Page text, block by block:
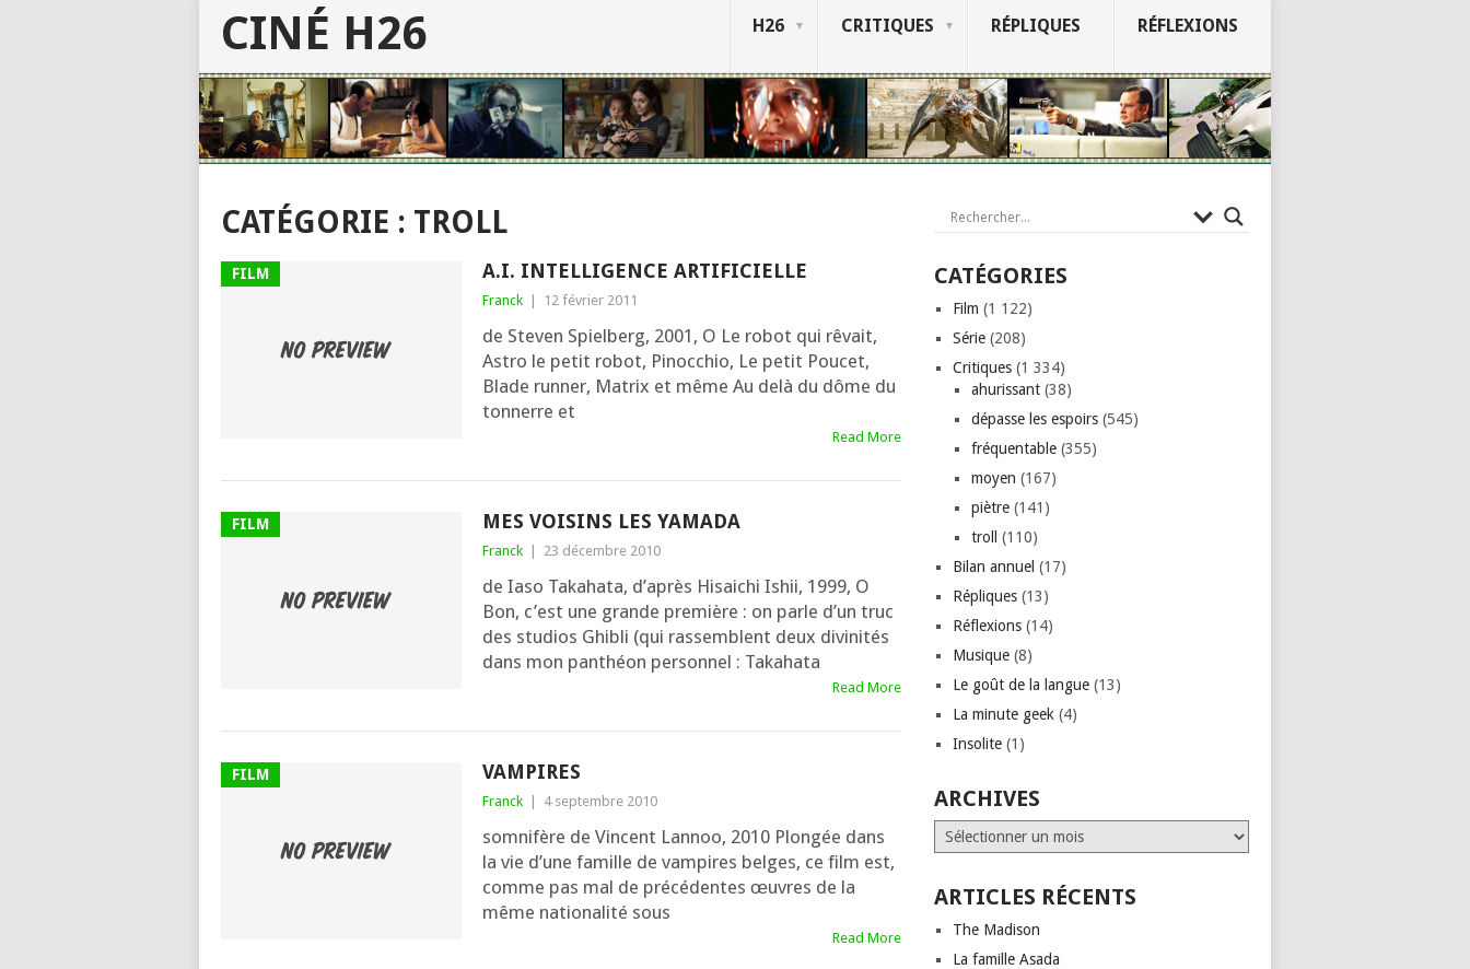
CINÉ H26 H26 CRITIQUES RÉPLIQUES RÉFLEXIONS
CATÉGORIE : TROLL
FILM A.I. INTELLIGENCE ARTIFICIELLE
Franck 12 février 2011
de Steven Spielberg, 2001, O Le robot qui rêvait,
Astro le petit robot, Pinocchio, Le petit Poucet,
Blade run­ner, Matrix et même Au delà du dôme du
ton­nerre et
Read More
FILM MES VOISINS LES YAMADA
Franck 23 décembre 2010
de Iaso Takahata, d’a­près Hisaichi Ishii, 1999, O
Bon, c’est une grande pre­mière : on parle d’un truc
des stu­dios Ghibli (qui ras­semblent deux divi­ni­tés
dans mon pan­théon per­son­nel : Takahata
Read More
FILM VAMPIRES
Franck 4 septembre 2010
som­ni­fère de Vincent Lannoo, 2010 Plongée dans
la vie d’une famille de vam­pires belges, ce film est,
comme pas mal de pré­cé­dentes œuvres de la
même natio­na­li­té sous
Read More
CATÉGORIES
Film (1 122)
Série (208)
Critiques (1 334)
ahurissant (38)
dépasse les espoirs (545)
fréquentable (355)
moyen (167)
piètre (141)
troll
(110)
Bilan annuel (17)
Répliques (13)
Réflexions (14)
Musique (8)
Le goût de la langue (13)
La minute geek (4)
Insolite (1)
ARCHIVES
Archives
ARTICLES RÉCENTS
The Madison
La famille Asada